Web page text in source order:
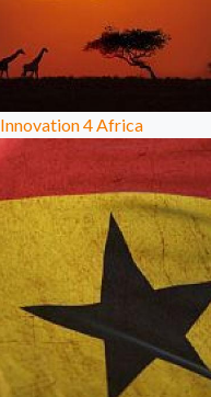
Innovation 4 Africa